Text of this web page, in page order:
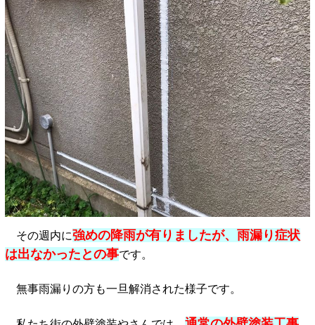
その週内に強めの降雨が有りましたが、雨漏り症状
は出なかったとの事です。
無事雨漏りの方も一旦解消された様子です。